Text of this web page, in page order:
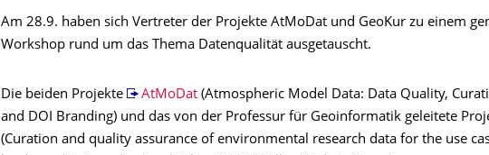
Am 28.9. haben sich Vertreter der Projekte AtMoDat und GeoKur zu einem
Workshop rund um das Thema Datenqualität ausgetauscht.
Die beiden Projekte AtMoDat(Atmospheric Model Data: Data Quality,
and DOI Branding) und das von der Professur für Geoinformatik geleitete
(Curation and quality assurance of environmental research data for the use